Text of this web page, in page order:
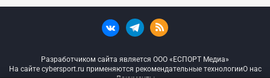
Разработчиком сайта является ООО «ЕСПОРТ Медиа»
На сайте cybersport.ru применяются рекомендательные технологииО нас